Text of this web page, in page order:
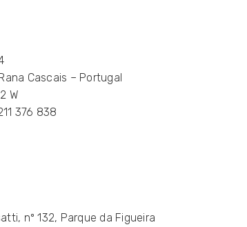
Cascais – Portugal
W
376 838
nº 132, Parque da Figueira